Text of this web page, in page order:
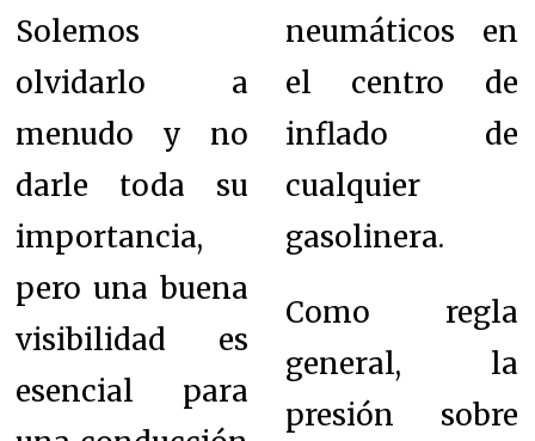
Solemos
olvidarlo a
menudo y no
darle toda su
importancia,
pero una buena
visibilidad es
esencial para
neumáticos en
el centro de
inflado de
cualquier
gasolinera.
Como regla
general, la
presión sobre